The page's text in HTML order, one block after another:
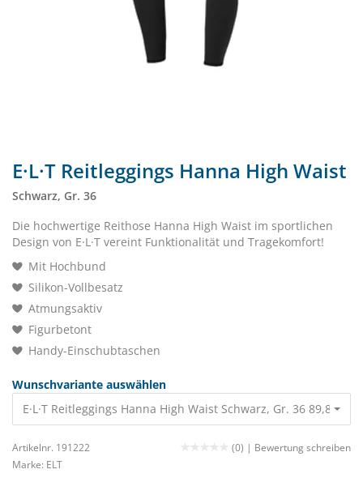
E·L·T Reitleggings Hanna High Waist
Schwarz, Gr. 36
Die hochwertige Reithose Hanna High Waist im sportlichen
Design von E·L·T vereint Funktionalität und Tragekomfort!
Mit Hochbund
Silikon-Vollbesatz
Atmungsaktiv
Figurbetont
Handy-Einschubtaschen
Wunschvariante auswählen
E·L·T Reitleggings Hanna High Waist Schwarz, Gr. 36 89,80 €
Artikelnr. 191222 (0) | Bewertung schreiben
Marke: ELT